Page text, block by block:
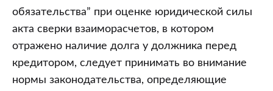
обязательства” при оценке юридической силы
акта сверки взаиморасчетов, в котором
отражено наличие долга у должника перед
кредитором, следует принимать во внимание
нормы законодательства, определяющие